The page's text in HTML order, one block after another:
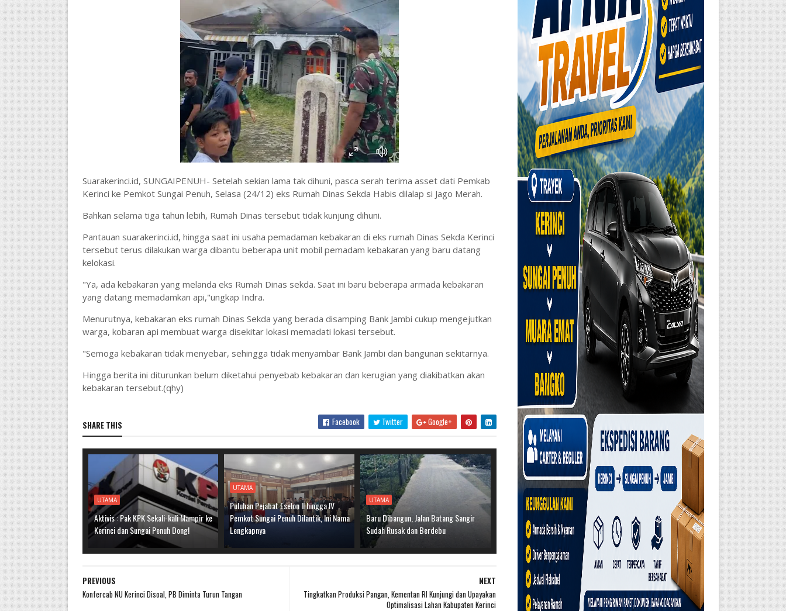
Suarakerinci.id, SUNGAIPENUH- Setelah sekian lama tak dihuni, pasca serah terima asset dati Pemkab
Kerinci ke Pemkot Sungai Penuh, Selasa (24/12) eks Rumah Dinas Sekda Habis dilalap si Jago Merah.
Bahkan selama tiga tahun lebih, Rumah Dinas tersebut tidak kunjung dihuni.
Pantauan suarakerinci.id, hingga saat ini usaha pemadaman kebakaran di eks rumah Dinas Sekda Kerinci
tersebut terus dilakukan warga dibantu beberapa unit mobil pemadam kebakaran yang baru datang
kelokasi.
"Ya, ada kebakaran yang melanda eks Rumah Dinas sekda. Saat ini baru beberapa armada kebakaran
yang datang memadamkan api,"ungkap Indra.
Menurutnya, kebakaran eks rumah Dinas Sekda yang berada disamping Bank Jambi cukup mengejutkan
warga, kobaran api membuat warga disekitar lokasi memadati lokasi tersebut.
"Semoga kebakaran tidak menyebar, sehingga tidak menyambar Bank Jambi dan bangunan sekitarnya.
Hingga berita ini diturunkan belum diketahui penyebab kebakaran dan kerugian yang diakibatkan akan
kebakaran tersebut.(qhy)
SHARE THIS Facebook Twitter Google+
UTAMA
Aktivis : Pak KPK Sekali-kali Mampir ke
Kerinci dan Sungai Penuh Dong!
UTAMA
Puluhan Pejabat Eselon II hingga IV
Pemkot Sungai Penuh Dilantik, Ini Nama
Lengkapnya
UTAMA
Baru Dibangun, Jalan Batang Sangir
Sudah Rusak dan Berdebu
NEXT
Tingkatkan Produksi Pangan, Kementan RI Kunjungi dan Upayakan
Optimalisasi Lahan Kabupaten Kerinci
PREVIOUS
Konfercab NU Kerinci Disoal, PB Diminta Turun Tangan